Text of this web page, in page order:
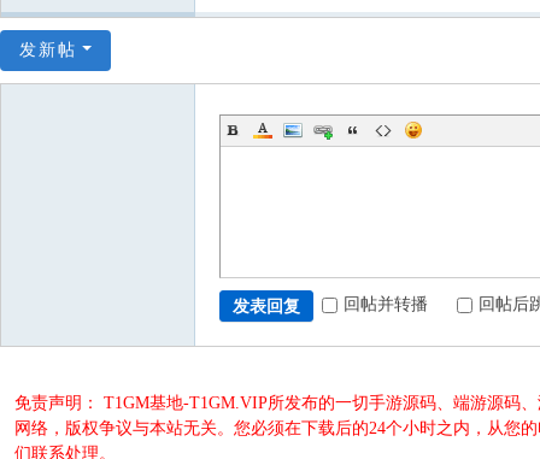
发新帖
发表回复 回帖并转播 回帖后
免责声明： T1GM基地-T1GM.VIP所发布的一切手游源码、端游源码
网络，版权争议与本站无关。您必须在下载后的24个小时之内，从您
们联系处理。